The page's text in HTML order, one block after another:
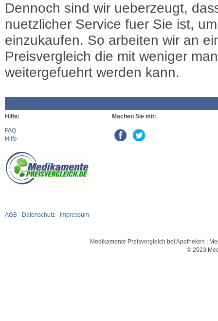
Dennoch sind wir ueberzeugt,
nuetzlicher Service fuer Sie ist,
einzukaufen. So arbeiten wir an
Preisvergleich die mit weniger
weitergefuehrt werden kann.
Hilfe:
FAQ
Hilfe
AGB - Datenschutz - Impressum
Machen Sie mit:
Medikamente Preisvergleich bei Apotheken |
© 2023